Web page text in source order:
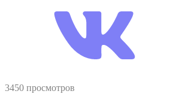
3450 просмотров